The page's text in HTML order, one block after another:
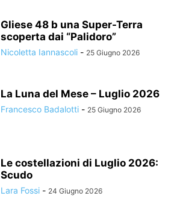
Gliese 48 b una Super-Terra
scoperta dai “Palidoro”
Nicoletta Iannascoli - 25 Giugno 2026
La Luna del Mese – Luglio 2026
Francesco Badalotti - 25 Giugno 2026
Le costellazioni di Luglio 2026:
Scudo
Lara Fossi - 24 Giugno 2026